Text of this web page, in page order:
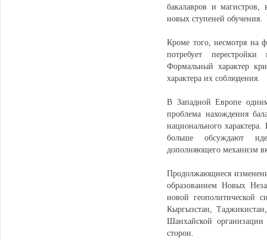
бакалавров и магистров,
новых ступеней обучения.
Кроме того, несмотря на
потребует
Формальный характер
характера их соблюдения.
В Западной Европе одним
проблема нахождения
национального характера.
больше обсуждают
дополняющего механизм
Продолжающиеся
образованием Новых
новой геополитической
Кыргызстан,
Шанхайской
сторон.